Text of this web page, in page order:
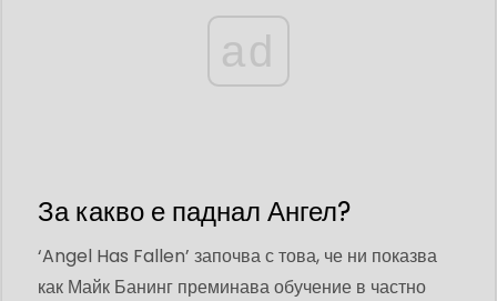
ad
За какво е паднал Ангел?
‘Angel Has Fallen’ започва с това, че ни показва
как Майк Банинг преминава обучение в частно